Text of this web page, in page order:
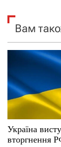
а
п
и
с
і
Вам
Україна
вторгнення